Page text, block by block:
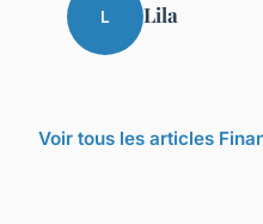
L Lila
Voir tous les articles